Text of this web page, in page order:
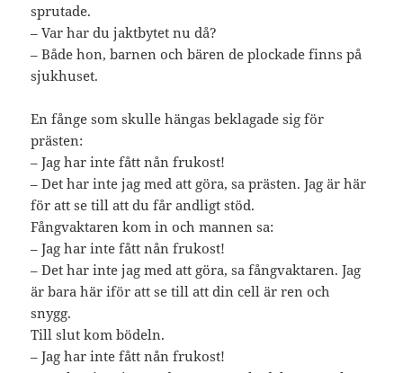
sprutade.
– Var har du jaktbytet nu då?
– Både hon, barnen och bären de plockade finns på
sjukhuset.
En fånge som skulle hängas beklagade sig för
prästen:
– Jag har inte fått nån frukost!
– Det har inte jag med att göra, sa prästen. Jag är här
för att se till att du får andligt stöd.
Fångvaktaren kom in och mannen sa:
– Jag har inte fått nån frukost!
– Det har inte jag med att göra, sa fångvaktaren. Jag
är bara här iför att se till att din cell är ren och
snygg.
Till slut kom bödeln.
– Jag har inte fått nån frukost!